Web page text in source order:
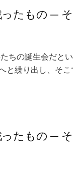
たもの ─ そ
ちの誕生会だと
と繰り出し、そ
たもの ─